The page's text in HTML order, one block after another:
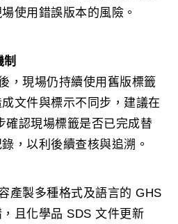
使用錯誤版本的風險。
，現場仍持續使用舊版標籤
文件與標示不同步，建議在
確認現場標籤是否已完成替
，以利後續查核與追溯。
產製多種格式及語言的 GHS
且化學品 SDS 文件更新